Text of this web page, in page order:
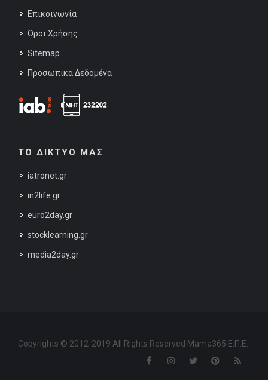
Επικοινωνία
Όροι Χρήσης
Sitemap
Προσωπικά Δεδομένα
ΤΟ ΔΙΚΤΥΟ ΜΑΣ
iatronet.gr
in2life.gr
euro2day.gr
stocklearning.gr
media2day.gr
Copyrights © 2012-2019 All Rights Reserved Mama365 Ε.Π.Ε.